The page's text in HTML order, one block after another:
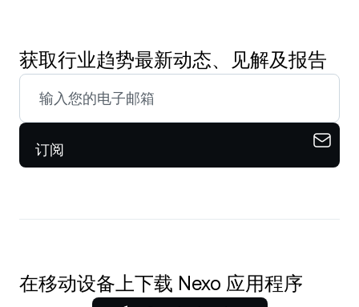
获取行业趋势最新动态、见解及报告
订阅
在移动设备上下载 Nexo 应用程序